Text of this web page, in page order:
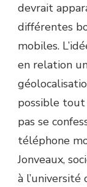
devrait
différentes
mobiles.
en relation
possible
pas se
téléphone
Jonveaux,
à